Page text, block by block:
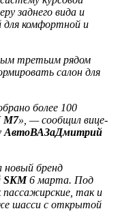
заднего вида и
для комфортной и
третьим рядом
салон для
более 100
M7», — сообщил вице-
АвтоВАЗаДмитрий
новый бренд
SKM6 марта. Под
пассажирские, так и
шасси с открытой